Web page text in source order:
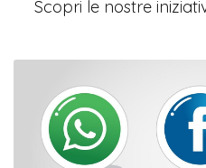
Scopri le nostre